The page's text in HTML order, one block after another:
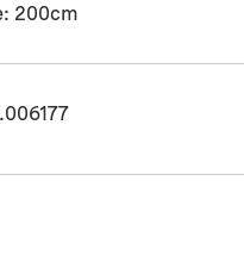
200cm